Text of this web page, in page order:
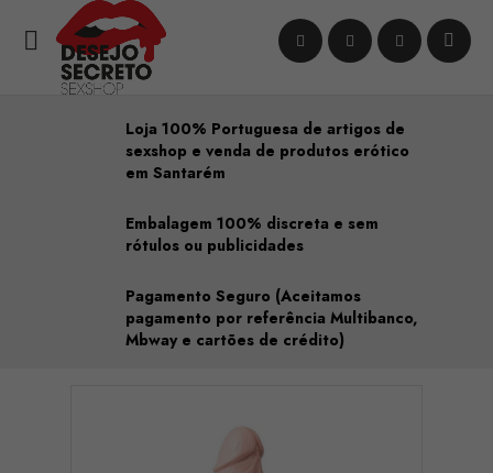

Loja 100% Portuguesa de artigos de
sexshop e venda de produtos erótico
em Santarém
Embalagem 100% discreta e sem
rótulos ou publicidades
Pagamento Seguro (Aceitamos
pagamento por referência Multibanco,
Mbway e cartões de crédito)